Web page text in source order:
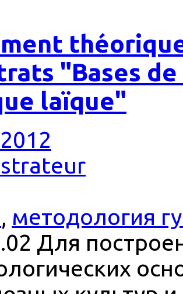
"Bases
laïque"
, методология
Для